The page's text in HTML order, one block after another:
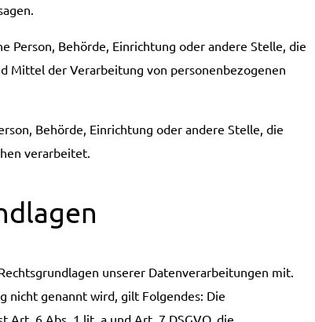
Person, Behörde, Einrichtung oder andere Stelle, die
Mittel der Verarbeitung von personenbezogenen
Behörde, Einrichtung oder andere Stelle, die
verarbeitet.
unserer Datenverarbeitungen mit.
nicht genannt wird, gilt Folgendes: Die
Art. 6 Abs. 1 lit. a und Art. 7 DSGVO, die